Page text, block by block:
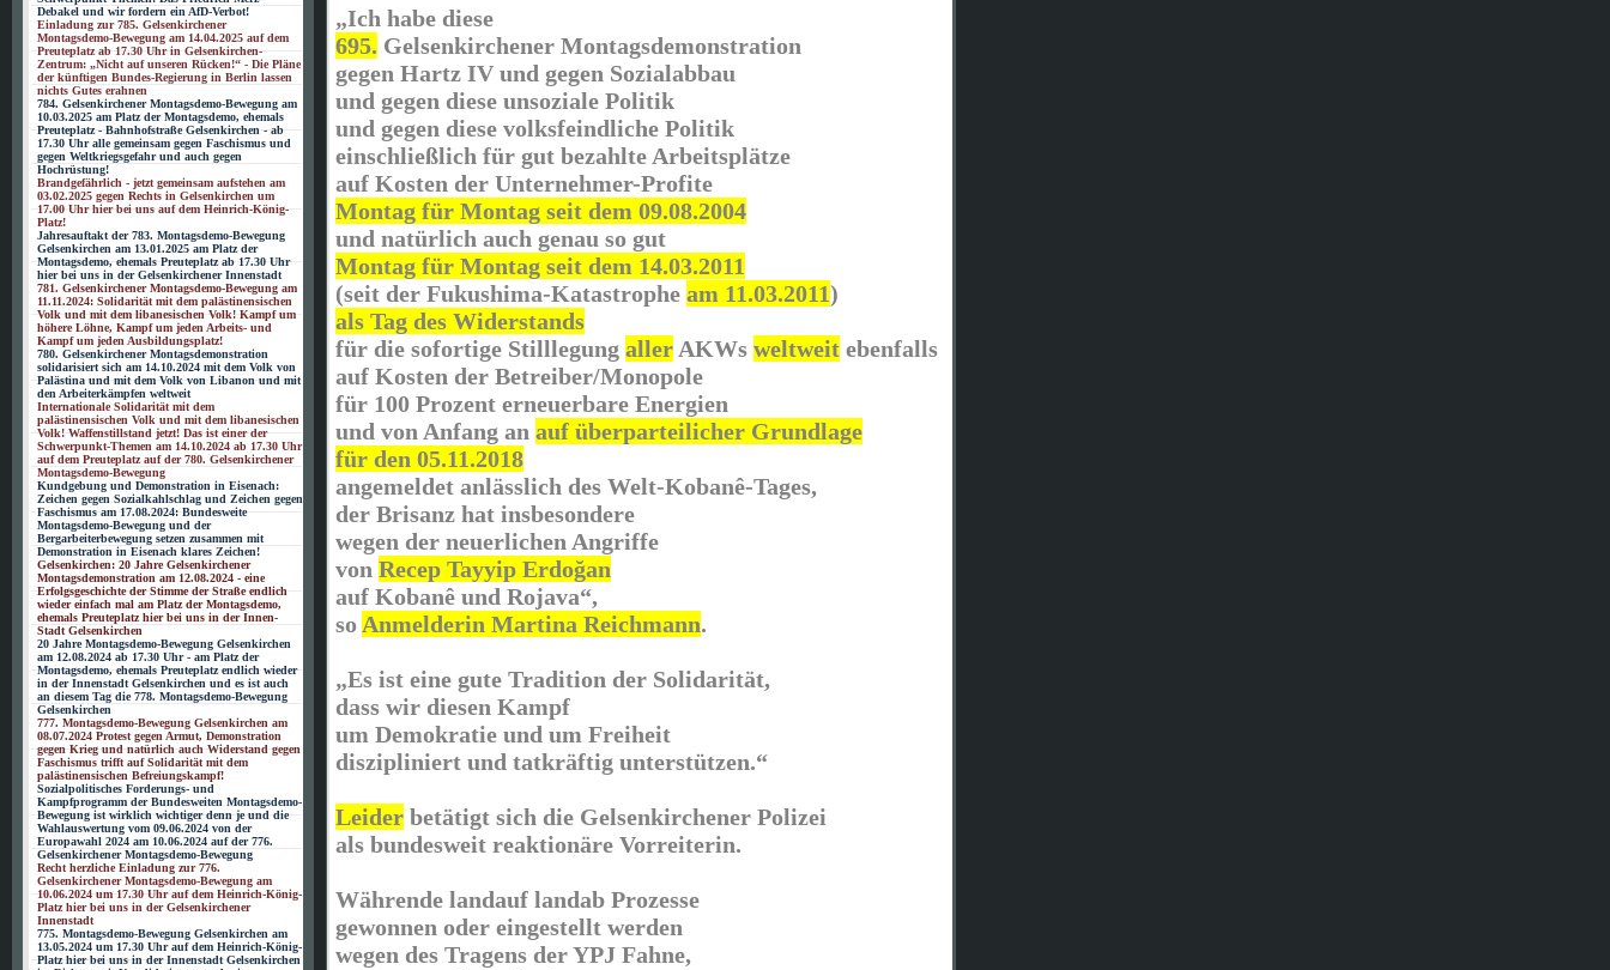
Debakel und wir fordern ein AfD-Verbot!
Einladung zur 785. Gelsenkirchener
Montagsdemo-Bewegung am 14.04.2025 auf dem
Preuteplatz ab 17.30 Uhr in Gelsenkirchen-
Zentrum: „Nicht auf unseren Rücken!“ - Die Pläne
der künftigen Bundes-Regierung in Berlin lassen
nichts Gutes erahnen
784. Gelsenkirchener Montagsdemo-Bewegung am
10.03.2025 am Platz der Montagsdemo, ehemals
Preuteplatz - Bahnhofstraße Gelsenkirchen - ab
17.30 Uhr alle gemeinsam gegen Faschismus und
gegen Weltkriegsgefahr und auch gegen
Hochrüstung!
Brandgefährlich - jetzt gemeinsam aufstehen am
03.02.2025 gegen Rechts in Gelsenkirchen um
17.00 Uhr hier bei uns auf dem Heinrich-König-
Platz!
Jahresauftakt der 783. Montagsdemo-Bewegung
Gelsenkirchen am 13.01.2025 am Platz der
Montagsdemo, ehemals Preuteplatz ab 17.30 Uhr
hier bei uns in der Gelsenkirchener Innenstadt
781. Gelsenkirchener Montagsdemo-Bewegung am
11.11.2024: Solidarität mit dem palästinensischen
Volk und mit dem libanesischen Volk! Kampf um
höhere Löhne, Kampf um jeden Arbeits- und
Kampf um jeden Ausbildungsplatz!
780. Gelsenkirchener Montagsdemonstration
solidarisiert sich am 14.10.2024 mit dem Volk von
Palästina und mit dem Volk von Libanon und mit
den Arbeiterkämpfen weltweit
Internationale Solidarität mit dem
palästinensischen Volk und mit dem libanesischen
Volk! Waffenstillstand jetzt! Das ist einer der
Schwerpunkt-Themen am 14.10.2024 ab 17.30 Uhr
auf dem Preuteplatz auf der 780. Gelsenkirchener
Montagsdemo-Bewegung
Kundgebung und Demonstration in Eisenach:
Zeichen gegen Sozialkahlschlag und Zeichen gegen
Faschismus am 17.08.2024: Bundesweite
Montagsdemo-Bewegung und der
Bergarbeiterbewegung setzen zusammen mit
Demonstration in Eisenach klares Zeichen!
Gelsenkirchen: 20 Jahre Gelsenkirchener
Montagsdemonstration am 12.08.2024 - eine
Erfolgsgeschichte der Stimme der Straße endlich
wieder einfach mal am Platz der Montagsdemo,
ehemals Preuteplatz hier bei uns in der Innen-
Stadt Gelsenkirchen
20 Jahre Montagsdemo-Bewegung Gelsenkirchen
am 12.08.2024 ab 17.30 Uhr - am Platz der
Montagsdemo, ehemals Preuteplatz endlich wieder
in der Innenstadt Gelsenkirchen und es ist auch
an diesem Tag die 778. Montagsdemo-Bewegung
Gelsenkirchen
777. Montagsdemo-Bewegung Gelsenkirchen am
08.07.2024 Protest gegen Armut, Demonstration
gegen Krieg und natürlich auch Widerstand gegen
Faschismus trifft auf Solidarität mit dem
palästinensischen Befreiungskampf!
Sozialpolitisches Forderungs- und
Kampfprogramm der Bundesweiten Montagsdemo-
Bewegung ist wirklich wichtiger denn je und die
Wahlauswertung vom 09.06.2024 von der
Europawahl 2024 am 10.06.2024 auf der 776.
Gelsenkirchener Montagsdemo-Bewegung
Recht herzliche Einladung zur 776.
Gelsenkirchener Montagsdemo-Bewegung am
10.06.2024 um 17.30 Uhr auf dem Heinrich-König-
Platz hier bei uns in der Gelsenkirchener
Innenstadt
775. Montagsdemo-Bewegung Gelsenkirchen am
13.05.2024 um 17.30 Uhr auf dem Heinrich-König-
Platz hier bei uns in der Innenstadt Gelsenkirchen
„Ich habe diese
695. Gelsenkirchener Montagsdemonstration
gegen Hartz IV und gegen Sozialabbau
und gegen diese unsoziale Politik
und gegen diese volksfeindliche Politik
einschließlich für gut bezahlte Arbeitsplätze
auf Kosten der Unternehmer-Profite
Montag für Montag seit dem 09.08.2004
und natürlich auch genau so gut
Montag für Montag seit dem 14.03.2011
(seit der Fukushima-Katastrophe am 11.03.2011)
als Tag des Widerstands
für die sofortige Stilllegung allerAKWs weltweit ebenfalls
auf Kosten der Betreiber/Monopole
für 100 Prozent erneuerbare Energien
und von Anfang an auf überparteilicher Grundlage
für den 05.11.2018
angemeldet anlässlich des Welt-Kobanê-Tages,
der Brisanz hat insbesondere
wegen der neuerlichen Angriffe
von Recep Tayyip Erdoğan
auf Kobanê und Rojava“,
soAnmelderin Martina Reichmann.
„Es ist eine gute Tradition der Solidarität,
dass wir diesen Kampf
um Demokratie und um Freiheit
diszipliniert und tatkräftig unterstützen.“
Leider betätigt sich die Gelsenkirchener Polizei
als bundesweit reaktionäre Vorreiterin.
Währende landauf landab Prozesse
gewonnen oder eingestellt werden
wegen des Tragens der YPJ Fahne,